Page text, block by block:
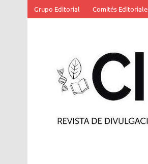
contenido
Grupo Editorial Comités